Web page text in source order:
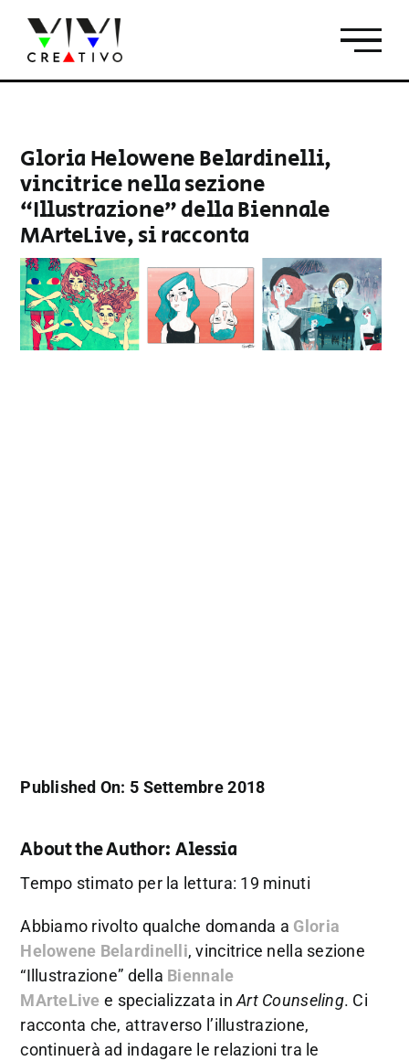
contenuto
Gloria Helowene Belardinelli,
vincitrice nella sezione
“Illustrazione” della Biennale
MArteLive, si racconta
Published On: 5 Settembre 2018
About the Author: Alessia
Tempo stimato per la lettura: 19 minuti
Abbiamo rivolto qualche domanda a Gloria
Helowene Belardinelli, vincitrice nella sezione
“Illustrazione” della Biennale
MArteLive e specializzata inArt Counseling. Ci
racconta che, attraverso l’illustrazione,
continuerà ad indagare le relazioni tra le